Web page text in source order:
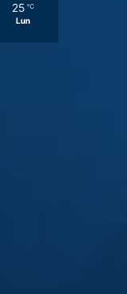
25 ℃
Lun